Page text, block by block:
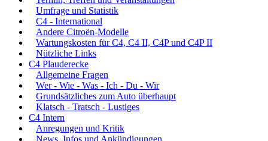
Umfrage und Statistik
C4 - International
Andere Citroën-Modelle
Wartungskosten für C4, C4 II, C4P und C4P II
Nützliche Links
C4 Plauderecke
Allgemeine Fragen
Wer - Wie - Was - Ich - Du - Wir
Grundsätzliches zum Auto überhaupt
Klatsch - Tratsch - Lustiges
C4 Intern
Anregungen und Kritik
News, Infos und Ankündigungen